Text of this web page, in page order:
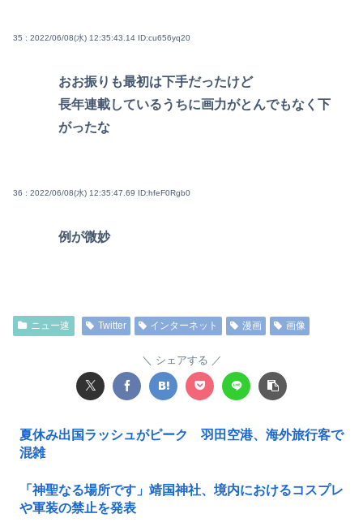
35 : 2022/06/08(水) 12:35:43.14 ID:cu656yq20
おお振りも最初は下手だったけど
長年連載しているうちに画力がとんでもなく下
がったな
36 : 2022/06/08(水) 12:35:47.69 ID:hfeF0Rgb0
例が微妙
ニュー速 Twitter インターネット 漫画 画像
シェアする
夏休み出国ラッシュがピーク 羽田空港、海外旅行客で
混雑
「神聖なる場所です」靖国神社、境内におけるコスプレ
や軍装の禁止を発表